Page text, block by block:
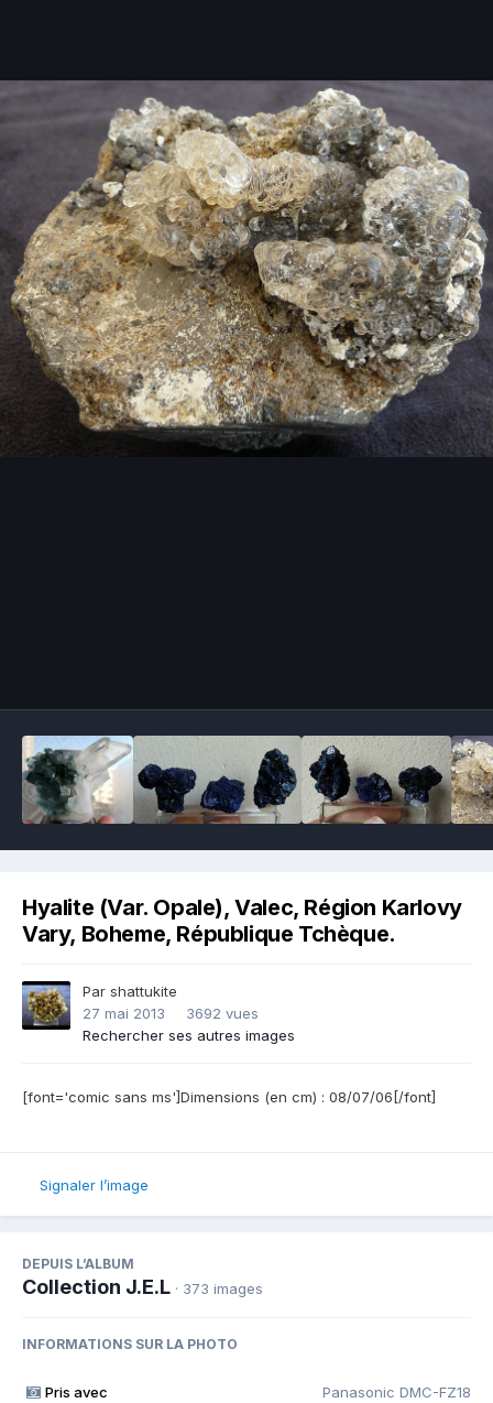
Hyalite (Var. Opale), Valec, Région Karlovy
Vary, Boheme, République Tchèque.
Par shattukite
27 mai 2013
3692 vues
Rechercher ses autres images
[font='comic sans ms']Dimensions (en cm) : 08/07/06[/font]
Signaler l’image
DEPUIS L’ALBUM
Collection J.E.L · 373 images
INFORMATIONS SUR LA PHOTO
Pris avec Panasonic DMC-FZ18